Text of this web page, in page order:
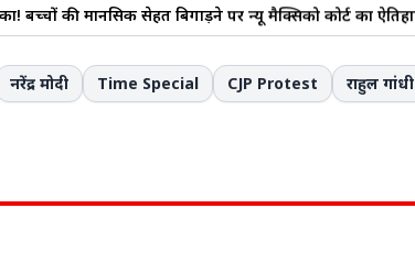
के बाद फेसबुक लाइव पर आए BJP विधायक ज्ञान तिवारी
के लिए जारी किया रेड अलर्ट
पलटते बची यात्री बस, 30 यात्रियों की जान बाल-बाल बची
की चेतावनी
नरेंद्र मोदी Time Special CJP Protest राहुल गांधी